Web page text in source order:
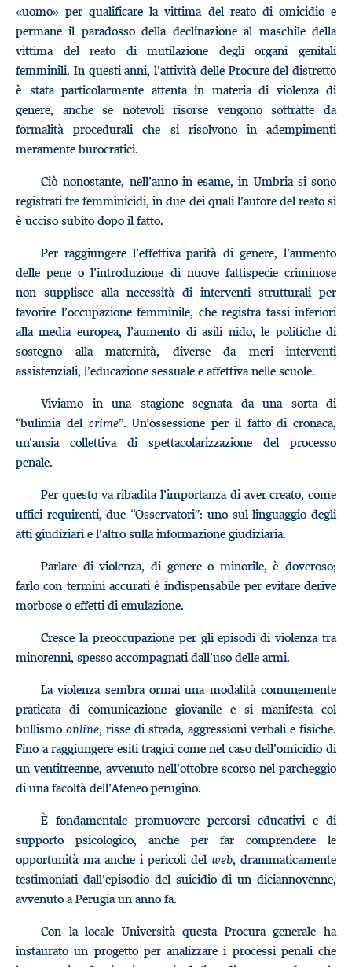
«uomo» per qualificare la vittima del reato di omicidio e
permane il paradosso della declinazione al maschile della
vittima del reato di mutilazione degli organi genitali
femminili. In questi anni, l’attività delle Procure del distretto
è stata particolarmente attenta in materia di violenza di
genere, anche se notevoli risorse vengono sottratte da
formalità procedurali che si risolvono in adempimenti
meramente burocratici.
Ciò nonostante, nell’anno in esame, in Umbria si sono
registrati tre femminicidi, in due dei quali l’autore del reato si
è ucciso subito dopo il fatto.
Per raggiungere l’effettiva parità di genere, l’aumento
delle pene o l’introduzione di nuove fattispecie criminose
non supplisce alla necessità di interventi strutturali per
favorire l’occupazione femminile, che registra tassi inferiori
alla media europea, l’aumento di asili nido, le politiche di
sostegno alla maternità, diverse da meri interventi
assistenziali, l’educazione sessuale e affettiva nelle scuole.
Viviamo in una stagione segnata da una sorta di
“bulimia delcrime”. Un’ossessione per il fatto di cronaca,
un’ansia collettiva di spettacolarizzazione del processo
penale.
Per questo va ribadita l’importanza di aver creato, come
uffici requirenti, due “Osservatori”: uno sul linguaggio degli
atti giudiziari e l’altro sulla informazione giudiziaria.
Parlare di violenza, di genere o minorile, è doveroso;
farlo con termini accurati è indispensabile per evitare derive
morbose o effetti di emulazione.
Cresce la preoccupazione per gli episodi di violenza tra
minorenni, spesso accompagnati dall’uso delle armi.
La violenza sembra ormai una modalità comunemente
praticata di comunicazione giovanile e si manifesta col
bullismo online, risse di strada, aggressioni verbali e fisiche.
Fino a raggiungere esiti tragici come nel caso dell’omicidio di
un ventitreenne, avvenuto nell’ottobre scorso nel parcheggio
di una facoltà dell’Ateneo perugino.
È fondamentale promuovere percorsi educativi e di
supporto psicologico, anche per far comprendere le
opportunità ma anche i pericoli del web, drammaticamente
testimoniati dall’episodio del suicidio di un diciannovenne,
avvenuto a Perugia un anno fa.
Con la locale Università questa Procura generale ha
instaurato un progetto per analizzare i processi penali che